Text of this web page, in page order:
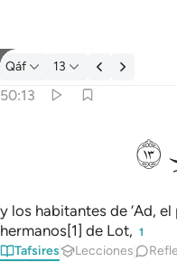
Tafsir: Qáf 50:13
Qáf 13
50:13
وَفِرْعَوْنُ وَإِخْوَٰنُ لُوطٍۢ ١٣
ﲷ
y los habitantes de ‘Ad,
hermanos[1] de Lot, 1
Tafsires Lecciones